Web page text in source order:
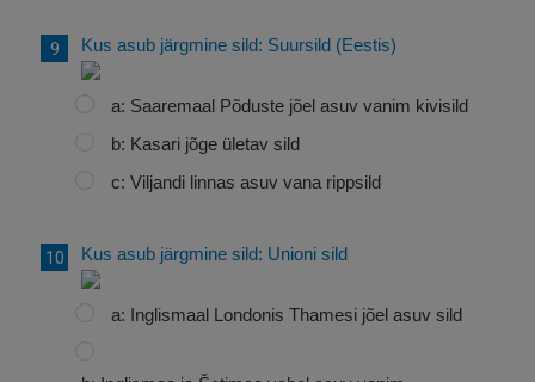
Kus asub järgmine sild: Suursild (Eestis)
a: Saaremaal Põduste jõel asuv vanim kivisild
b: Kasari jõge ületav sild
c: Viljandi linnas asuv vana rippsild
Kus asub järgmine sild: Unioni sild
a: Inglismaal Londonis Thamesi jõel asuv sild